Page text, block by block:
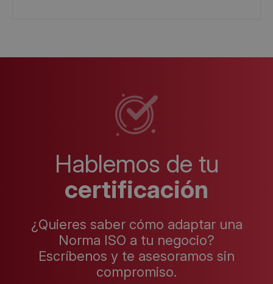
Hablemos de tu
certificación
¿Quieres saber cómo adaptar una
Norma ISO a tu negocio?
Escríbenos y te asesoramos sin
compromiso.